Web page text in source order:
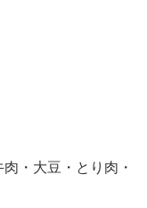
・大豆・とり肉・